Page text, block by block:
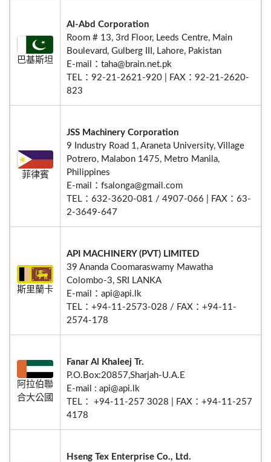
巴基斯坦
Al-Abd Corporation
Room # 13, 3rd Floor, Leeds Centre, Main
Boulevard, Gulberg III, Lahore, Pakistan
E-mail：taha@brain.net.pk
TEL：92-21-2621-920 | FAX：92-21-2620-
823
菲律賓
JSS Machinery Corporation
9 Industry Road 1, Araneta University, Village
Potrero, Malabon 1475, Metro Manila,
Philippines
E-mail：fsalonga@gmail.com
TEL：632-3620-081 / 4907-066 | FAX：63-
2-3649-647
斯里蘭卡
API MACHINERY (PVT) LIMITED
39 Ananda Coomaraswamy Mawatha
Colombo-3, SRI LANKA
E-mail：api@api.lk
TEL：+94-11-2573-028 / FAX：+94-11-
2574-178
阿拉伯聯
合大公國
Fanar Al Khaleej Tr.
P.O.Box:20857,Sharjah-U.A.E
E-mail : api@api.lk
TEL： +94-11-257 3028 | FAX：+94-11-257
4178
Hseng Tex Enterprise Co., Ltd.